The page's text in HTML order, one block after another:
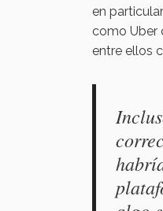
en
como Uber
entre ellos